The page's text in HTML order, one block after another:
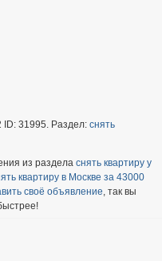
ID: 31995. Раздел: снять
из раздела снять квартиру у
квартиру в Москве за 43000
своё объявление, так вы